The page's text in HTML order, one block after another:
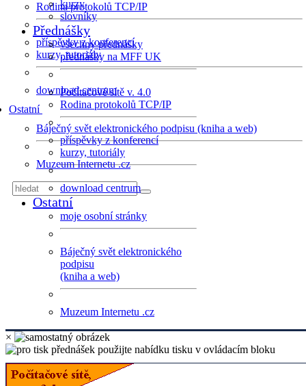
Rodina protokolů TCP/IP
příspěvky z konferencí
kurzy, tutoriály
download centrum
Ostatní
Báječný svět elektronického podpisu (kniha a web)
Muzeum Internetu .cz
kurzy
slovníky
Přednášky
všechny přednášky
přednášky na MFF UK
Počítačové sítě v. 4.0
Rodina protokolů TCP/IP
příspěvky z konferencí
kurzy, tutoriály
download centrum
Ostatní
moje osobní stránky
Báječný svět elektronického
podpisu
(kniha a web)
Muzeum Internetu .cz
×